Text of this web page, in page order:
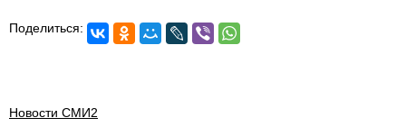
Поделиться:
Новости СМИ2